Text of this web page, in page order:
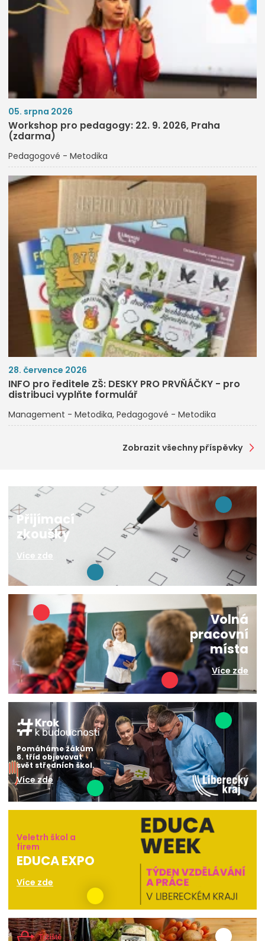
05. srpna 2026
Workshop pro pedagogy: 22. 9. 2026, Praha
(zdarma)
Pedagogové - Metodika
28. července 2026
INFO pro ředitele ZŠ: DESKY PRO PRVŇÁČKY - pro
distribuci vyplňte formulář
Management - Metodika Pedagogové - Metodika
Zobrazit všechny příspěvky
Přijímací
zkoušky
Více zde
Volná
pracovní
místa
Více zde
Pomáháme žákům
8. tříd objevovat
svět středních škol.
Více zde
Veletrh škol a
firem
EDUCA EXPO
Více zde